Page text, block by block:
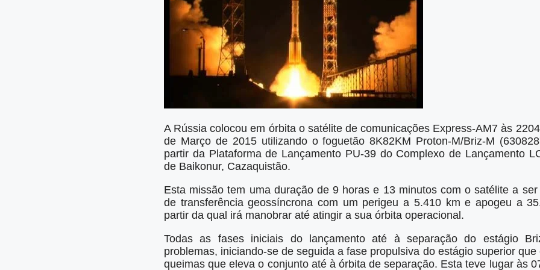
A Rússia colocou em órbita o satélite de comunicações Express-AM7 às
de Março de 2015 utilizando o foguetão 8K82KM Proton-M/Briz-M
partir da Plataforma de Lançamento PU-39 do Complexo de Lançamento
de Baikonur, Cazaquistão.
Esta missão tem uma duração de 9 horas e 13 minutos com o satélite a
de transferência geossíncrona com um perigeu a 5.410 km e apogeu a
partir da qual irá manobrar até atingir a sua órbita operacional.
Todas as fases iniciais do lançamento até à separação do estágio
problemas, iniciando-se de seguida a fase propulsiva do estágio superior
queimas que eleva o conjunto até à órbita de separação. Esta teve lugar às